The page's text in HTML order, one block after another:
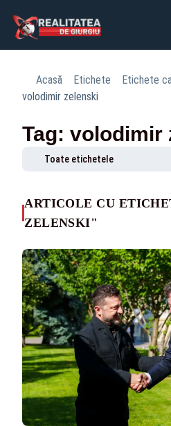
Acasă Etichete
Etichete
volodimir zelenski
Tag: volodimir
Toate etichetele
ARTICOLE CU
ZELENSKI"